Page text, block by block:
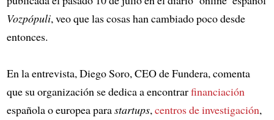
Vozpópuli, veo que las cosas han cambiado poco desde
entonces.
En la entrevista, Diego Soro, CEO de Fundera, comenta
que su organización se dedica a encontrarfinanciación
española o europea parastartups,centros de investigación,